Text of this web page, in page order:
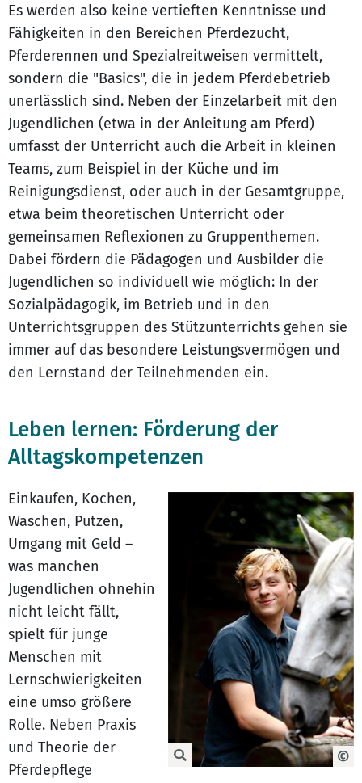
Es werden also keine vertieften Kenntnisse und
Fähigkeiten in den Bereichen Pferdezucht,
Pferderennen und Spezialreitweisen vermittelt,
sondern die "Basics", die in jedem Pferdebetrieb
unerlässlich sind. Neben der Einzelarbeit mit den
Jugendlichen (etwa in der Anleitung am Pferd)
umfasst der Unterricht auch die Arbeit in kleinen
Teams, zum Beispiel in der Küche und im
Reinigungsdienst, oder auch in der Gesamtgruppe,
etwa beim theoretischen Unterricht oder
gemeinsamen Reflexionen zu Gruppenthemen.
Dabei fördern die Pädagogen und Ausbilder die
Jugendlichen so individuell wie möglich: In der
Sozialpädagogik, im Betrieb und in den
Unterrichtsgruppen des Stützunterrichts gehen sie
immer auf das besondere Leistungsvermögen und
den Lernstand der Teilnehmenden ein.
Leben lernen: Förderung der
Alltagskompetenzen
Einkaufen, Kochen,
Waschen, Putzen,
Umgang mit Geld –
was manchen
Jugendlichen ohnehin
nicht leicht fällt,
spielt für junge
Menschen mit
Lernschwierigkeiten
eine umso größere
Rolle. Neben Praxis
und Theorie der
Pferdepflege